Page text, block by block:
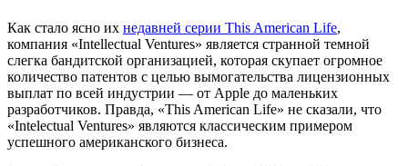
Как стало ясно их недавней серии This American Life,
компания «Intellectual Ventures» является странной темной
слегка бандитской организацией, которая скупает огромное
количество патентов с целью вымогательства лицензионных
выплат по всей индустрии — от Apple до маленьких
разработчиков. Правда, «This American Life» не сказали, что
«Intelectual Ventures» являются классическим примером
успешного американского бизнеса.